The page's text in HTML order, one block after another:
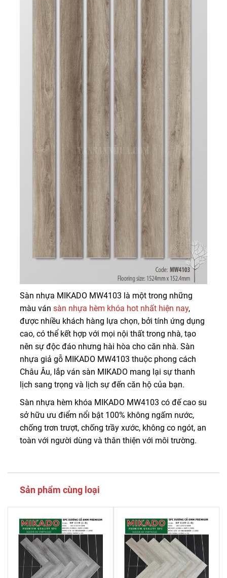
Sàn nhựa MIKADO MW4103 là một trong những
màu ván sàn nhựa hèm khóa hot nhất hiện nay,
được nhiều khách hàng lựa chọn, bởi tính ứng dụng
cao, có thể kết hợp với mọi nội thất trong nhà, tạo
nên sự độc đáo nhưng hài hòa cho căn nhà. Sàn
nhựa giả gỗ MIKADO MW4103 thuộc phong cách
Châu Âu, lắp ván sàn MIKADO mang lại sự thanh
lịch sang trọng và lịch sự đến căn hộ của bạn.
Sàn nhựa hèm khóa MIKADO MW4103 có đế cao su
sở hữu ưu điểm nổi bật 100% không ngấm nước,
chống trơn trượt, chống trầy xước, không co ngót, an
toàn với người dùng và thân thiện với môi trường.
Sản phẩm cùng loại